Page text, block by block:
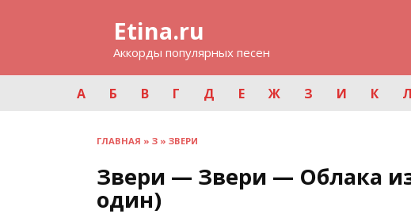
Etina.ru
Аккорды популярных песен
А Б В Г Д Е Ж З И К Л
ГЛАВНАЯ » З » ЗВЕРИ
Звери — Звери — Облака
один)